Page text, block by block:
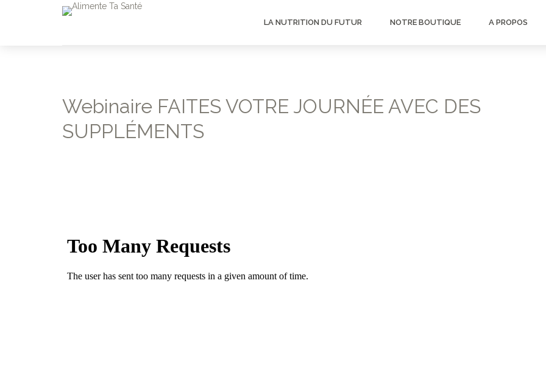
LA NUTRITION DU FUTUR NOTRE BOUTIQUE A PROPOS
Webinaire FAITES VOTRE JOURNÉE AVEC DES
SUPPLÉMENTS